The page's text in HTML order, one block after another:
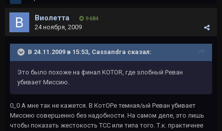
Виолетта 9 684
24 ноября, 2009
В 24.11.2009 в 15:53, Cassandra сказал:
Это было похоже на финал KOTOR, где злобный Реван
убивает Миссию.
0_0 А мне так не кажется. В КотОРе темная/ый Реван убивает
Миссию совершенно без надобности. На самом деле, это лишь
чтобы показать жестокость ТСС или типа того. Т.к. практичнее